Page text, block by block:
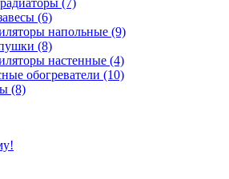
(7)
(6)
напольные (9)
(8)
настенные (4)
обогреватели (10)
(8)